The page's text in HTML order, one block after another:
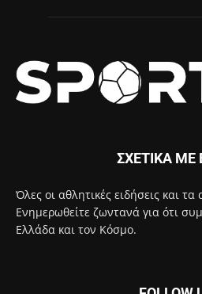
ΣΧΕΤΙΚΑ ΜΕ
Όλες οι αθλητικές ειδήσεις και τα
Ενημερωθείτε ζωντανά για ότι
Ελλάδα και τον Κόσμο.